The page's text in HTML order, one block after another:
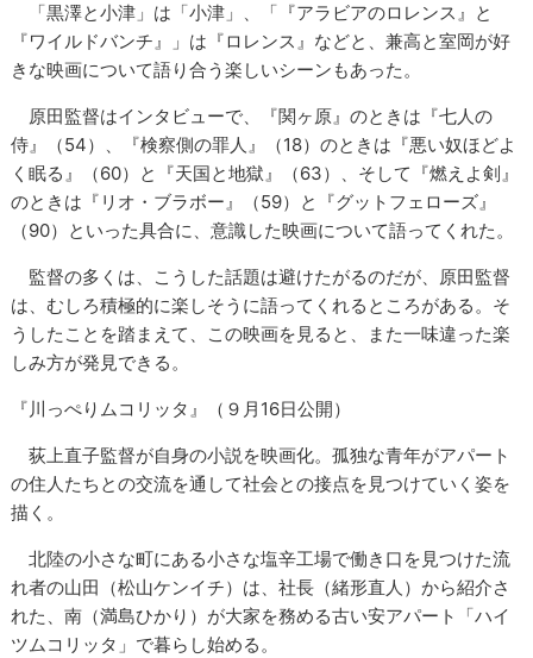
「黒澤と小津」は「小津」、「『アラビアのロレンス』と
『ワイルドバンチ』」は『ロレンス』などと、兼高と室岡が好
きな映画について語り合う楽しいシーンもあった。
原田監督はインタビューで、『関ヶ原』のときは『七人の
侍』（54）、『検察側の罪人』（18）のときは『悪い奴ほどよ
く眠る』（60）と『天国と地獄』（63）、そして『燃えよ剣』
のときは『リオ・ブラボー』（59）と『グットフェローズ』
（90）といった具合に、意識した映画について語ってくれた。
監督の多くは、こうした話題は避けたがるのだが、原田監督
は、むしろ積極的に楽しそうに語ってくれるところがある。そ
うしたことを踏まえて、この映画を見ると、また一味違った楽
しみ方が発見できる。
『川っぺりムコリッタ』（９月16日公開）
荻上直子監督が自身の小説を映画化。孤独な青年がアパート
の住人たちとの交流を通して社会との接点を見つけていく姿を
描く。
北陸の小さな町にある小さな塩辛工場で働き口を見つけた流
れ者の山田（松山ケンイチ）は、社長（緒形直人）から紹介さ
れた、南（満島ひかり）が大家を務める古い安アパート「ハイ
ツムコリッタ」で暮らし始める。